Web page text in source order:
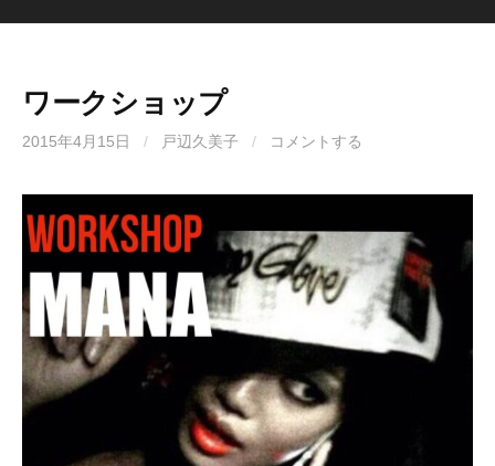
ワークショップ
2015年4月15日 / 戸辺久美子 / コメントする